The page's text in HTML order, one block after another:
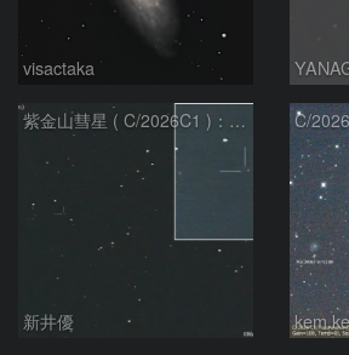
visactaka
紫金山彗星 ( C/2026C1 )：2026/05/16
新井優
C/